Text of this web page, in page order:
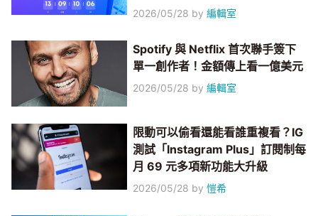
2026/05/28 by編輯室
Spotify 與 Netflix 首次聯手簽下
單一創作者！金額傳上看一億美元
2026/05/28 by編輯室
限動可以偷看還能看誰重複看？IG
測試「Instagram Plus」訂閱制每
月 69 元多項新功能大升級
2026/05/28 by愷希